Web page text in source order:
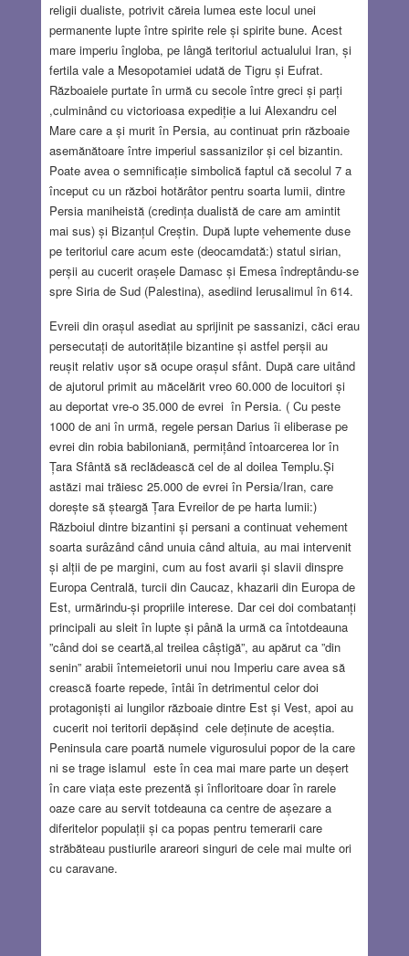
religii dualiste, potrivit căreia lumea este locul unei
permanente lupte între spirite rele și spirite bune. Acest
mare imperiu îngloba, pe lângă teritoriul actualului Iran, și
fertila vale a Mesopotamiei udată de Tigru și Eufrat.
Războaiele purtate în urmă cu secole între greci și parți
,culminând cu victorioasa expediție a lui Alexandru cel
Mare care a și murit în Persia, au continuat prin războaie
asemănătoare între imperiul sassanizilor și cel bizantin.
Poate avea o semnificație simbolică faptul că secolul 7 a
început cu un război hotărâtor pentru soarta lumii, dintre
Persia maniheistă (credința dualistă de care am amintit
mai sus) și Bizanțul Creștin. După lupte vehemente duse
pe teritoriul care acum este (deocamdată:) statul sirian,
perșii au cucerit orașele Damasc și Emesa îndreptându-se
spre Siria de Sud (Palestina), asediind Ierusalimul în 614.
Evreii din orașul asediat au sprijinit pe sassanizi, căci erau
persecutați de autoritățile bizantine și astfel perșii au
reușit relativ ușor să ocupe orașul sfânt. După care uitând
de ajutorul primit au măcelărit vreo 60.000 de locuitori și
au deportat vre-o 35.000 de evrei în Persia. ( Cu peste
1000 de ani în urmă, regele persan Darius îi eliberase pe
evrei din robia babiloniană, permițând întoarcerea lor în
Țara Sfântă să reclădească cel de al doilea Templu.Și
astăzi mai trăiesc 25.000 de evrei în Persia/Iran, care
dorește să șteargă Țara Evreilor de pe harta lumii:)
Războiul dintre bizantini și persani a continuat vehement
soarta surâzând când unuia când altuia, au mai intervenit
și alții de pe margini, cum au fost avarii și slavii dinspre
Europa Centrală, turcii din Caucaz, khazarii din Europa de
Est, urmărindu-și propriile interese. Dar cei doi combatanți
principali au sleit în lupte și până la urmă ca întotdeauna
”când doi se ceartă,al treilea câștigă”, au apărut ca ”din
senin” arabii întemeietorii unui nou Imperiu care avea să
crească foarte repede, întâi în detrimentul celor doi
protagoniști ai lungilor războaie dintre Est și Vest, apoi au
cucerit noi teritorii depășind cele deținute de aceștia.
Peninsula care poartă numele vigurosului popor de la care
ni se trage islamul este în cea mai mare parte un deșert
în care viața este prezentă și înfloritoare doar în rarele
oaze care au servit totdeauna ca centre de așezare a
diferitelor populații și ca popas pentru temerarii care
străbăteau pustiurile arareori singuri de cele mai multe ori
cu caravane.